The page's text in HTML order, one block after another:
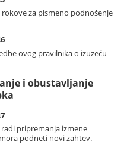
za pismeno podnošenje
ovog pravilnika o izuzeću
i obustavljanje
pripremanja izmene
podneti novi zahtev.